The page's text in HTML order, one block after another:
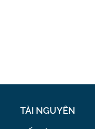
TÀI NGUYÊN